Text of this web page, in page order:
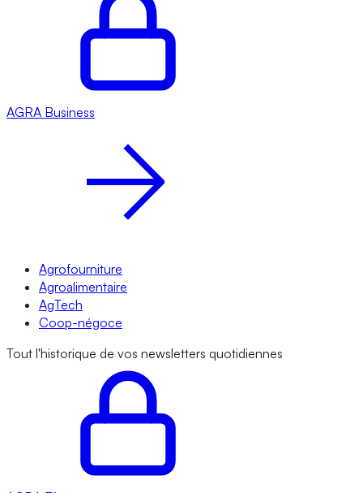
AGRA Business
Agrofourniture
Agroalimentaire
AgTech
Coop-négoce
Tout l'historique de vos newsletters quotidiennes